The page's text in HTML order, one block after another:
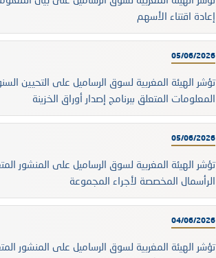
إعادة اقتناء الأسهم
05/06/2026
المعلومات المتعلق ببرنامج إصدار أوراق الخزينة
05/06/2026
الرأسمال المخصصة لأجراء المجموعة
04/06/2026